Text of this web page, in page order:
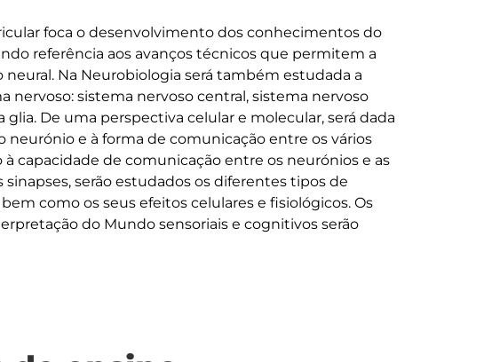
foca o desenvolvimento dos conhecimentos do
referência aos avanços técnicos que permitem a
neural. Na Neurobiologia será também estudada a
nervoso: sistema nervoso central, sistema nervoso
glia. De uma perspectiva celular e molecular, será dada
neurónio e à forma de comunicação entre os vários
capacidade de comunicação entre os neurónios e as
serão estudados os diferentes tipos de
como os seus efeitos celulares e fisiológicos. Os
do Mundo sensoriais e cognitivos serão